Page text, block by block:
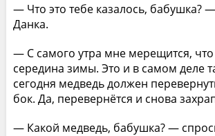
— Что это тебе казалось, бабушка?
Данка.
— С самого утра мне мерещится, что
середина зимы. Это и в самом деле
сегодня медведь должен
бок. Да, перевернётся и снова
— Какой медведь, бабушка? —